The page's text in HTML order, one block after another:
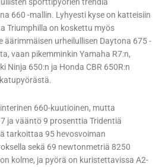
660 -mallin. Lyhyesti kyse on katteisiin
Triumphilla on koskettu myös
äärimmäisen urheilullisen Daytona 675 -
vaan pikemminkin Yamaha R7:n,
Ninja 650:n ja Honda CBR 650R:n
660-kuutioinen, mutta
ja vääntö 9 prosenttia Tridentiä
tarkoittaa 95 hevosvoiman
sekä 69 newtonmetriä 8250
kolme, ja pyörä on kuristettavissa A2-